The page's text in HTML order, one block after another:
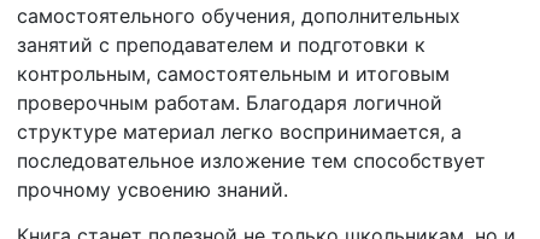
самостоятельного обучения, дополнительных
занятий с преподавателем и подготовки к
контрольным, самостоятельным и итоговым
проверочным работам. Благодаря логичной
структуре материал легко воспринимается, а
последовательное изложение тем способствует
прочному усвоению знаний.